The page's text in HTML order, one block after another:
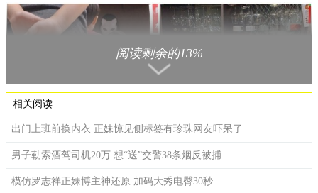
阅读剩余的13%
相关阅读
出门上班前换内衣 正妹惊见侧标签有珍珠网友吓呆了
男子勒索酒驾司机20万 想“送”交警38条烟反被捕
模仿罗志祥正妹博主神还原 加码大秀电臀30秒